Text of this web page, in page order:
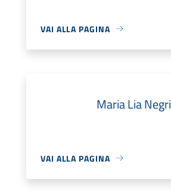
VAI ALLA PAGINA
Maria Lia Negri
VAI ALLA PAGINA